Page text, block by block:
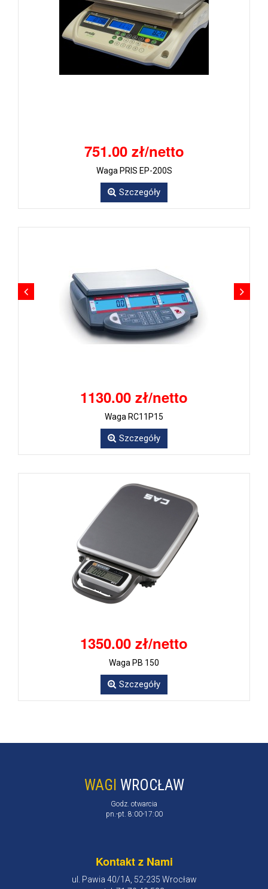
751.00 zł/netto
Waga PRIS EP-200S
Szczegóły
1130.00 zł/netto
Waga RC11P15
Szczegóły
1350.00 zł/netto
Waga PB 150
Szczegóły
WAGI WROCŁAW
Godz. otwarcia
pn.-pt. 8:00-17:00
Kontakt z Nami
ul. Pawia 40/1A, 52-235 Wrocław